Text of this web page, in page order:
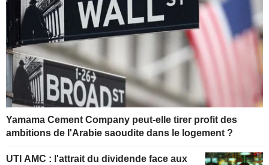
Yamama Cement Company peut-elle tirer profit des
ambitions de l'Arabie saoudite dans le logement ?
UTI AMC : l'attrait du dividende face aux